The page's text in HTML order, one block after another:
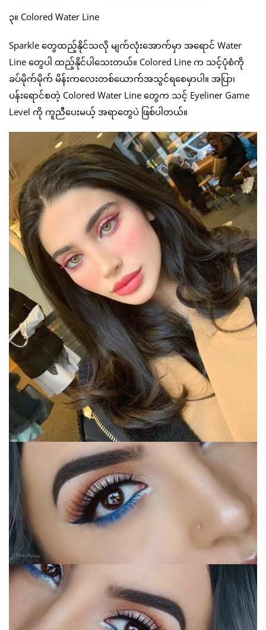
၃။ Colored Water Line
Sparkle တွေထည့်နိုင်သလို မျက်လုံးအောက်မှာ အရောင် Water
Line တွေပါ ထည့်နိုင်ပါသေးတယ်။ Colored Line က သင့်ပုံစံကို
ခပ်မိုက်မိုက် မိန်းကလေးတစ်ယောက်အသွင်ရစေမှာပါ။ အပြာ၊
ပန်းရောင်စတဲ့ Colored Water Line တွေက သင့် Eyeliner Game
Level ကို ကူညီပေးမယ့် အရာတွေပဲ ဖြစ်ပါတယ်။